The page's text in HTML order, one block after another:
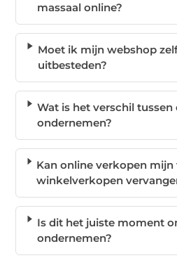
massaal online?
Moet ik mijn webshop
uitbesteden?
Wat is het verschil
ondernemen?
Kan online verkopen mijn
winkelverkopen
Is dit het juiste moment
ondernemen?